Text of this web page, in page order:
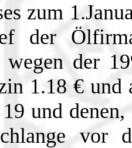
zum
der
der
1.18 € und
und
vor